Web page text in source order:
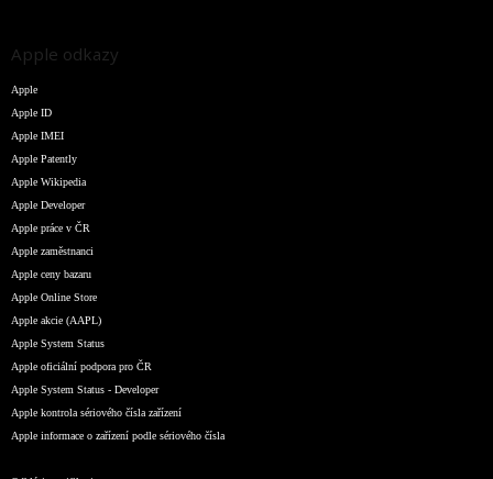
Apple odkazy
Apple
Apple ID
Apple IMEI
Apple Patently
Apple Wikipedia
Apple Developer
Apple práce v ČR
Apple zaměstnanci
Apple ceny bazaru
Apple Online Store
Apple akcie (AAPL)
Apple System Status
Apple oficiální podpora pro ČR
Apple System Status - Developer
Apple kontrola sériového čísla zařízení
Apple informace o zařízení podle sériového čísla